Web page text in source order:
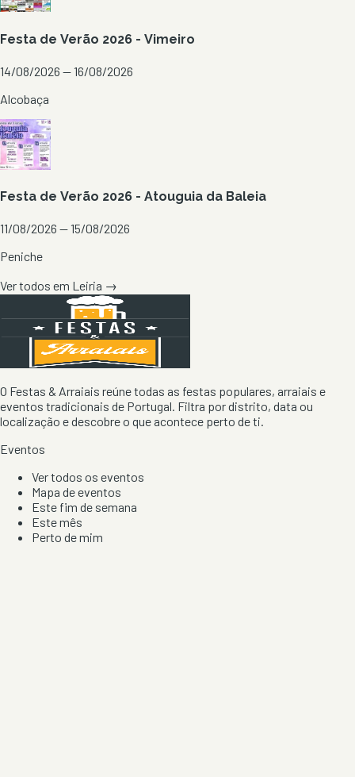
Festa de Verão 2026 - Vimeiro
14/08/2026 — 16/08/2026
Alcobaça
Festa de Verão 2026 - Atouguia da Baleia
11/08/2026 — 15/08/2026
Peniche
Ver todos em Leiria →
O Festas & Arraiais reúne todas as festas populares, arraiais e
eventos tradicionais de Portugal. Filtra por distrito, data ou
localização e descobre o que acontece perto de ti.
Eventos
Ver todos os eventos
Mapa de eventos
Este fim de semana
Este mês
Perto de mim